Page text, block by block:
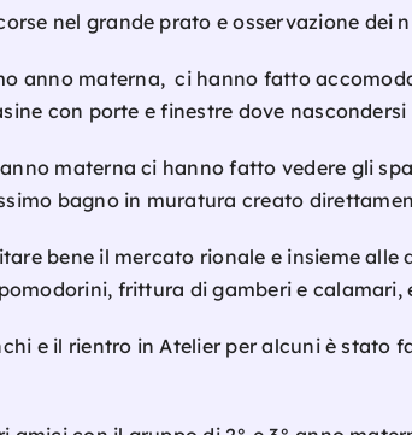
nel grande prato e osservazione dei
anno materna, ci hanno fatto
con porte e finestre dove
materna ci hanno fatto vedere gli
bagno in muratura creato
bene il mercato rionale e insieme
frittura di gamberi e calamari,
e il rientro in Atelier per alcuni è stato